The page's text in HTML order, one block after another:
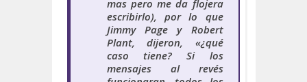
mas pero me da flojera
escribirlo), por lo que
Jimmy Page y Robert
Plant, dijeron, «¿qué
caso tiene? Si los
mensajes al revés